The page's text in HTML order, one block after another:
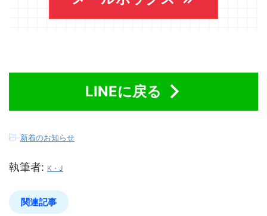
LINEに戻る
-新着のお知らせ
執筆者: K・J
関連記事